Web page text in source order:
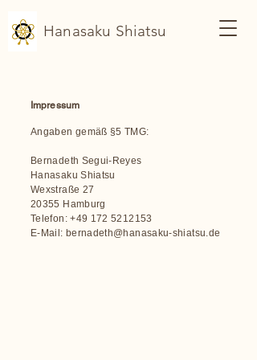
Hanasaku Shiatsu
Impressum
Angaben gemäß §5 TMG:
Bernadeth Segui-Reyes
Hanasaku Shiatsu
Wexstraße 27
20355 Hamburg
Telefon:+49 172 5212153
E-Mail: bernadeth@hanasaku-shiatsu.de